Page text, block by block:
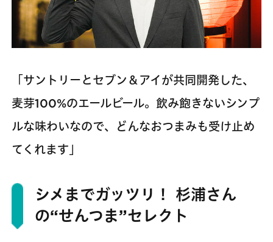
「サントリーとセブン＆アイが共同開発した、
麦芽100%のエールビール。飲み飽きないシンプ
ルな味わいなので、どんなおつまみも受け止め
てくれます」
シメまでガッツリ！ 杉浦さん
の“せんつま”セレクト